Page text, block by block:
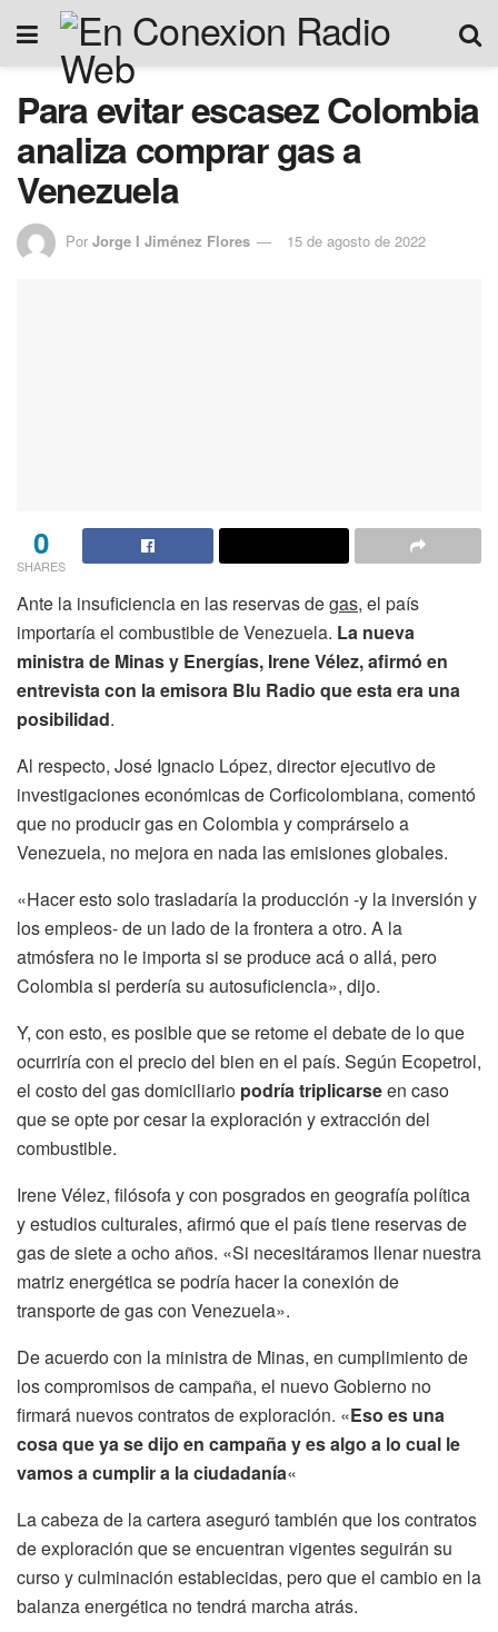
Para evitar escasez Colombia
analiza comprar gas a
Venezuela
Por Jorge I Jiménez Flores 15 de agosto de 2022
0
SHARES
Ante la insuficiencia en las reservas degas, el país
importaría el combustible de Venezuela. La nueva
ministra de Minas y Energías, Irene Vélez, afirmó en
entrevista con la emisora Blu Radio que esta era una
posibilidad.
Al respecto, José Ignacio López, director ejecutivo de
investigaciones económicas de Corficolombiana, comentó
que no producir gas en Colombia y comprárselo a
Venezuela, no mejora en nada las emisiones globales.
«Hacer esto solo trasladaría la producción -y la inversión y
los empleos- de un lado de la frontera a otro. A la
atmósfera no le importa si se produce acá o allá, pero
Colombia si perdería su autosuficiencia», dijo.
Y, con esto, es posible que se retome el debate de lo que
ocurriría con el precio del bien en el país. Según Ecopetrol,
el costo del gas domiciliario podría triplicarseen caso
que se opte por cesar la exploración y extracción del
combustible.
Irene Vélez, filósofa y con posgrados en geografía política
y estudios culturales, afirmó que el país tiene reservas de
gas de siete a ocho años. «Si necesitáramos llenar nuestra
matriz energética se podría hacer la conexión de
transporte de gas con Venezuela».
De acuerdo con la ministra de Minas, en cumplimiento de
los compromisos de campaña, el nuevo Gobierno no
firmará nuevos contratos de exploración. «Eso es una
cosa que ya se dijo en campaña y es algo a lo cual le
vamos a cumplir a la ciudadanía«
La cabeza de la cartera aseguró también que los contratos
de exploración que se encuentran vigentes seguirán su
curso y culminación establecidas, pero que el cambio en la
balanza energética no tendrá marcha atrás.